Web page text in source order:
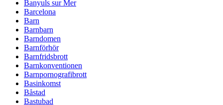
Banyuls sur Mer
Barcelona
Barn
Barnbarn
Barndomen
Barnförhör
Barnfridsbrott
Barnkonventionen
Barnpornografibrott
Basinkomst
Båstad
Bastubad